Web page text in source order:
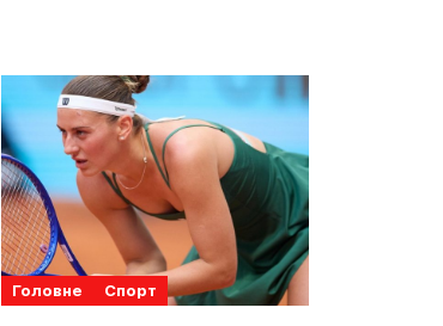
Головне Спорт